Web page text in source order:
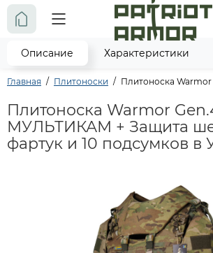
Главная Плитоноски Плитоноска
Плитоноска Warmor
МУЛЬТИКАМ + Защита
фартук и 10 подсумков в
Описание Характеристики